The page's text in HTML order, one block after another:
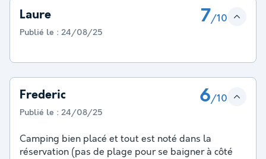
Laure 7/10
Publié le : 24/08/25
Frederic 6/10
Publié le : 24/08/25
Camping bien placé et tout est noté dans la
réservation (pas de plage pour se baigner à côté